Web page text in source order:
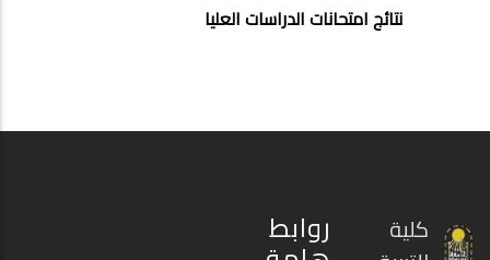
نتائج امتحانات الدراسات العليا
كلية
روابط